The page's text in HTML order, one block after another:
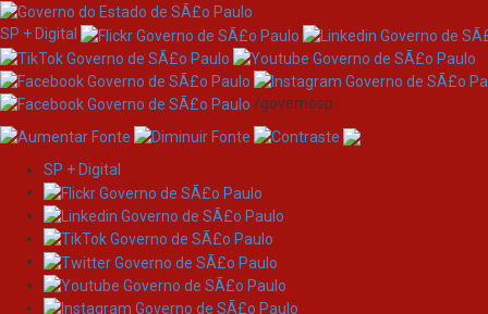
Skip
navigation
SP + Digital
/governosp
SP + Digital
Search